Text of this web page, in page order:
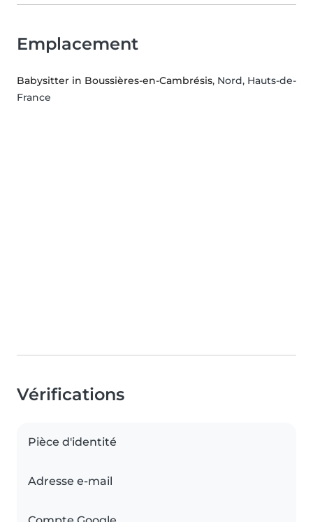
Emplacement
Babysitter in Boussières-en-Cambrésis, Nord, Hauts-de-
France
Vérifications
Pièce d'identité
Adresse e-mail